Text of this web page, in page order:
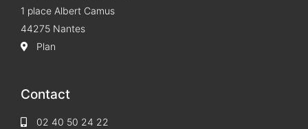
1 place Albert Camus
44275 Nantes
Plan
Contact
02 40 50 24 22